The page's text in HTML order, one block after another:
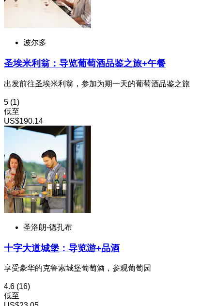
波尔多
圣埃米利翁：导览葡萄酒品鉴之旅+午餐
出发前往圣埃米利翁，参加为期一天的葡萄酒品鉴之旅
5 (1)
低至
US$190.14
圣洛朗-德孔布
十字大道城堡：导览游+品酒
享受豪华的克鲁索城堡葡萄酒，参观葡萄园
4.6 (16)
低至